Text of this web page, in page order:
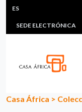
Pasar al contenido
HEADER MENU
MULTIMEDIA
SEDE ELECTRÓNICA
ES
Casa África >